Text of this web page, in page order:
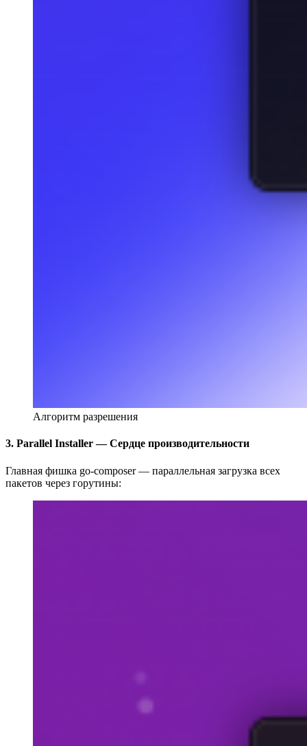
Алгоритм разрешения
3. Parallel Installer — Сердце производительности
Главная фишка go‑composer — параллельная загрузка всех
пакетов через горутины: